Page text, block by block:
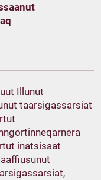
Illunut
taarsigassarsiat
inatsisaat